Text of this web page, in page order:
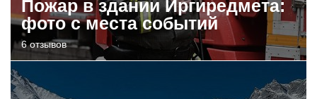
Пожар в здании Иргиредмета:
фото с места событий
6 отзывов